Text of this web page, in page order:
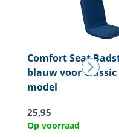
Comfort Seat
blauw voor
model
25,95
Op voorraad